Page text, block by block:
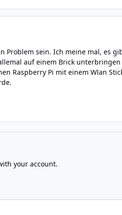
Problem sein. Ich meine mal, es
auf einem Brick
Raspberry Pi mit einem Wlan
your account.